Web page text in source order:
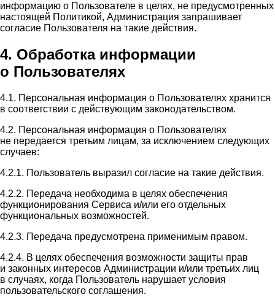
информацию о Пользователе в целях, не предусмотренных
настоящей Политикой, Администрация запрашивает
согласие Пользователя на такие действия.
4. Обработка информации
о Пользователях
4.1. Персональная информация о Пользователях хранится
в соответствии с действующим законодательством.
4.2. Персональная информация о Пользователях
не передается третьим лицам, за исключением следующих
случаев:
4.2.1. Пользователь выразил согласие на такие действия.
4.2.2. Передача необходима в целях обеспечения
функционирования Сервиса и/или его отдельных
функциональных возможностей.
4.2.3. Передача предусмотрена применимым правом.
4.2.4. В целях обеспечения возможности защиты прав
и законных интересов Администрации и/или третьих лиц
в случаях, когда Пользователь нарушает условия
пользовательского соглашения.